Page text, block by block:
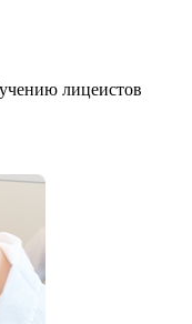
лицеистов